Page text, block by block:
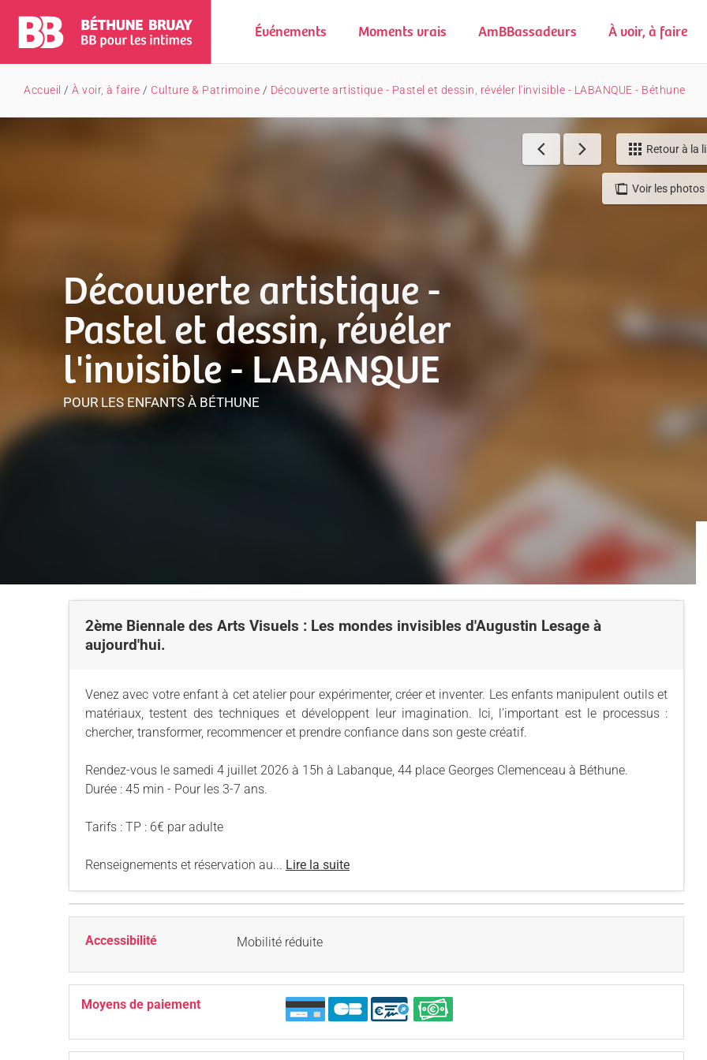
Événements Moments vrais AmBBassadeurs À voir, à faire
Accueil / À voir, à faire / Culture & Patrimoine / Découverte artistique - Pastel et dessin, révéler l'invisible - LABANQUE - Béthune
Retour à la
Voir les photos
Découverte artistique -
Pastel et dessin, révéler
l'invisible - LABANQUE
POUR LES ENFANTS À BÉTHUNE
2ème Biennale des Arts Visuels : Les mondes invisibles d'Augustin Lesage à
aujourd'hui.
Venez avec votre enfant à cet atelier pour expérimenter, créer et inventer. Les enfants manipulent outils et
matériaux, testent des techniques et développent leur imagination. Ici, l’important est le processus :
chercher, transformer, recommencer et prendre confiance dans son geste créatif.
Rendez-vous le samedi 4 juillet 2026 à 15h à Labanque, 44 place Georges Clemenceau à Béthune.
Durée : 45 min - Pour les 3-7 ans.
Tarifs : TP : 6€ par adulte
Renseignements et réservation au... Lire la suite
Accessibilité Mobilité réduite
Moyens de paiement